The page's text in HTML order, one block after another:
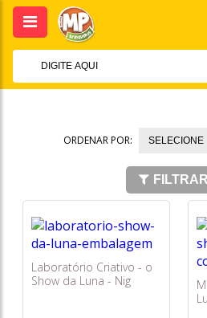
ORDENAR POR:
FILTRAR
Laboratório Criativo - o
Show da Luna - Nig